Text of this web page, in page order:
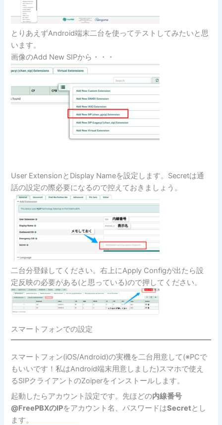
とりあえずAndroid端末二台を使ってテストしてみたいと思
います。
画像のAdd New SIPから・・・
User ExtensionとDisplay Nameを設定します。Secretは通
話の設定の際必要になるので控えておきましょう。
二台分登録してください。右上にApply Configが出たら設
定反映の必要がある(と思っている)ので押してください。
スマートフォンでの設定
スマートフォン(iOS/Android)の実機を二台用意して(※PCで
もいいです！私はAndroid端末用意しました)スマホで使え
るSIPクライアントのZoiperをインストールします。
起動したらアカウント設定です。先ほどの内線番号
@FreePBXのIPをアカウント名、パスワードはSecretとし
ます。